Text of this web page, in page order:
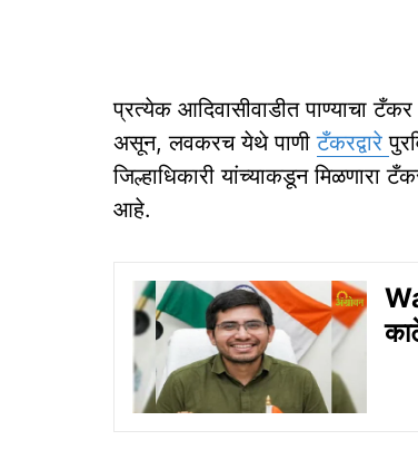
प्रत्येक आदिवासीवाडीत पाण्याचा
असून, लवकरच येथे पाणीटँकरद्वारे
जिल्हाधिकारी यांच्याकडून मिळणारा
आहे.